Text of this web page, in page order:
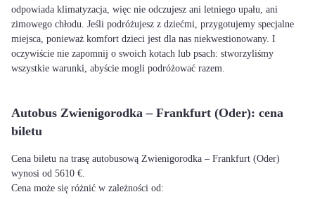
odpowiada klimatyzacja, więc nie odczujesz ani letniego upału, ani
zimowego chłodu. Jeśli podróżujesz z dziećmi, przygotujemy specjalne
miejsca, ponieważ komfort dzieci jest dla nas niekwestionowany. I
oczywiście nie zapomnij o swoich kotach lub psach: stworzyliśmy
wszystkie warunki, abyście mogli podróżować razem.
Autobus Zwienigorodka – Frankfurt (Oder): cena
biletu
Cena biletu na trasę autobusową Zwienigorodka – Frankfurt (Oder)
wynosi od 5610 €.
Cena może się różnić w zależności od: